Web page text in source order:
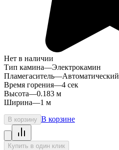
Нет в наличии
Тип камина—Электрокамин
Пламегаситель—Автоматический
Время горения—4 сек
Высота—0.183 м
Ширина—1 м
В корзину В корзине
Купить в один клик